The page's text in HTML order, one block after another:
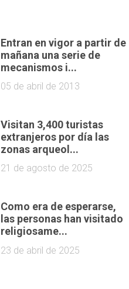
Entran en vigor a partir de
mañana una serie de
mecanismos i...
05 de abril de 2013
Visitan 3,400 turistas
extranjeros por día las
zonas arqueol...
21 de agosto de 2025
Como era de esperarse,
las personas han visitado
religiosame...
23 de abril de 2025